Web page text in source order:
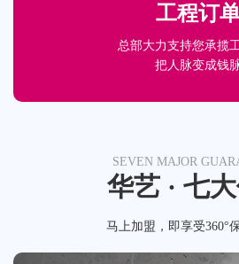
工程订
总部大力支持您承揽
把人脉变成钱
SEVEN MAJOR
华艺 · 七
马上加盟，即享受360°